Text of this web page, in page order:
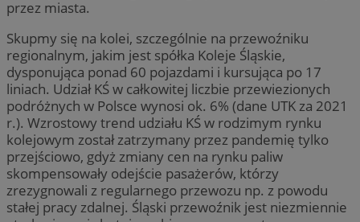
przez miasta.
Skupmy się na kolei, szczególnie na przewoźniku
regionalnym, jakim jest spółka Koleje Śląskie,
dysponująca ponad 60 pojazdami i kursująca po 17
liniach. Udział KŚ w całkowitej liczbie przewiezionych
podróżnych w Polsce wynosi ok. 6% (dane UTK za 2021
r.). Wzrostowy trend udziału KŚ w rodzimym rynku
kolejowym został zatrzymany przez pandemię tylko
przejściowo, gdyż zmiany cen na rynku paliw
skompensowały odejście pasażerów, którzy
zrezygnowali z regularnego przewozu np. z powodu
stałej pracy zdalnej. Śląski przewoźnik jest niezmiennie